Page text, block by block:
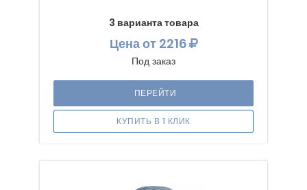
3 варианта товара
Ценаот 2216
Под заказ
ПЕРЕЙТИ
КУПИТЬ В 1 КЛИК